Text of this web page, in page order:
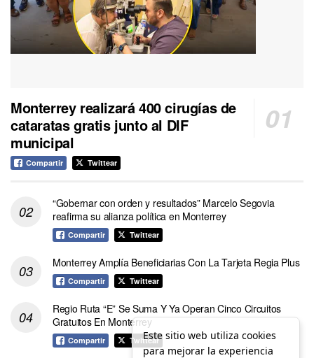
Monterrey realizará 400 cirugías de
cataratas gratis junto al DIF
municipal
Compartir Twittear
“Gobernar con orden y resultados” Marcelo Segovia
reafirma su alianza política en Monterrey
Compartir Twittear
Monterrey Amplía Beneficiarias Con La Tarjeta Regia Plus
Compartir Twittear
Regio Ruta “E” Se Suma Y Ya Operan Cinco Circuitos
Gratuitos En Monterrey
Compartir TwittearEste sitio web utiliza cookies
para mejorar la experiencia